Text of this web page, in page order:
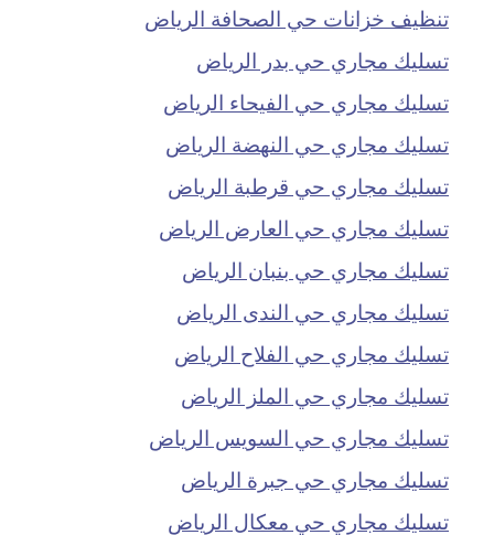
تنظيف خزانات حي الصحافة الرياض
تسليك مجاري حي بدر الرياض
تسليك مجاري حي الفيحاء الرياض
تسليك مجاري حي النهضة الرياض
تسليك مجاري حي قرطبة الرياض
تسليك مجاري حي العارض الرياض
تسليك مجاري حي بنبان الرياض
تسليك مجاري حي الندى الرياض
تسليك مجاري حي الفلاح الرياض
تسليك مجاري حي الملز الرياض
تسليك مجاري حي السويس الرياض
تسليك مجاري حي جبرة الرياض
تسليك مجاري حي معكال الرياض